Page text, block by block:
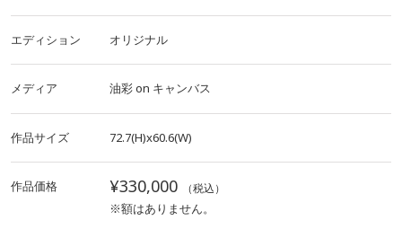
エディション オリジナル
メディア 油彩on キャンバス
作品サイズ 72.7(H)x60.6(W)
作品価格 ¥330,000 （税込）
※額はありません。